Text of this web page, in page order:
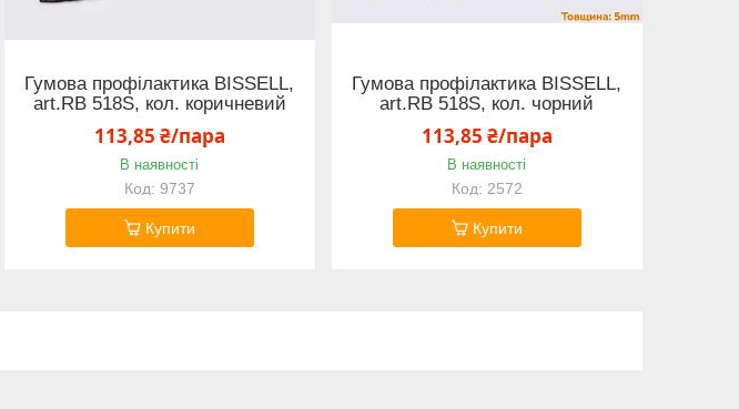
Гумова профілактика BISSELL,
art.RB 518S, кол. коричневий
113,85 ₴/пара
В наявності
9737
Купити
Гумова профілактика BISSELL,
art.RB 518S, кол. чорний
113,85 ₴/пара
В наявності
2572
Купити